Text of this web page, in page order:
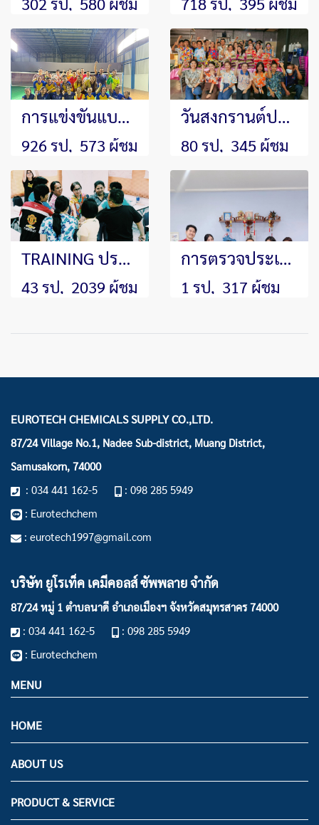
การแข่งขันแบดมินตันภายในประจำปี 2568
926 รูป, 573 ผู้ชม
วันสงกรานต์ประจำปี 2569
80 รูป, 345 ผู้ชม
TRAINING ประจำปี 2019 หัวข้อ"หัวหน้างานยุคใหม่"
43 รูป, 2039 ผู้ชม
การตรวจประเมินระบบ Audit Surveillance คุณภาพมาตรฐานสากล ISO9001:2015 จาก SGS Thailand ประจำปี 2569
1 รูป, 317 ผู้ชม
EUROTECH CHEMICALS SUPPLY CO.,LTD.
87/24 Village No.1, Nadee Sub-district, Muang District,
Samusakorn, 74000
: 034 441 162-5 : 098 285 5949
: Eurotechchem
: eurotech1997@gmail.com
บริษัท ยูโรเท็ค เคมีคอลส์ ซัพพลาย จำกัด
87/24 หมู่ 1 ตำบลนาดี อำเภอเมืองฯ จังหวัดสมุทรสาคร 74000
: 034 441 162-5 : 098 285 5949
: Eurotechchem
MENU
HOME
ABOUT US
PRODUCT & SERVICE